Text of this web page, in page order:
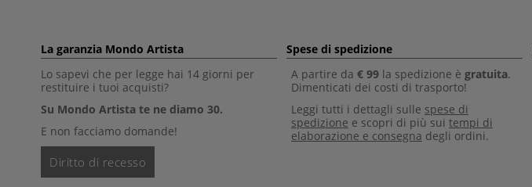
La garanzia Mondo Artista
Lo sapevi che per legge hai 14 giorni per
restituire i tuoi acquisti?
Su Mondo Artista te ne diamo 30.
E non facciamo domande!
Diritto di recesso
Spese di spedizione
A partire da € 99 la spedizione è gratuita.
Dimenticati dei costi di trasporto!
Leggi tutti i dettagli sulle spese di
spedizione e scopri di più sui tempi di
elaborazione e consegna degli ordini.